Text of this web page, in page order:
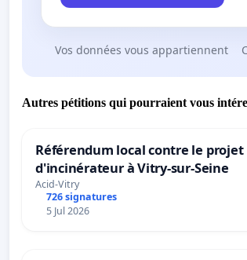
Vos données vous appartiennent
Autres pétitions qui pourraient vous
Référendum local contre le projet
d'incinérateur à Vitry-sur-Seine
Acid-Vitry
726 signatures
5 Jul 2026